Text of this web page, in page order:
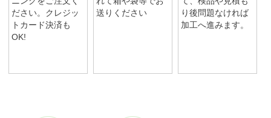
ださい。クレジッ
トカード決済も
OK!
送りください
り後問題なければ
加工へ進みます。